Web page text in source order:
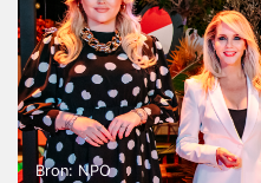
Bron: NPO